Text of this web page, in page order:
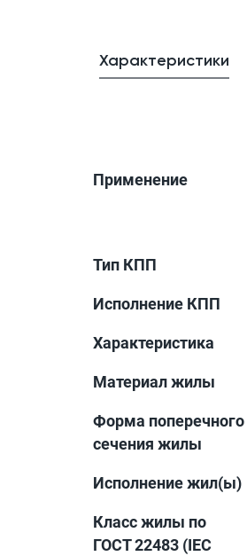
Характеристики
Применение
Тип КПП
Исполнение КПП
Характеристика
Материал жилы
Форма поперечного
сечения жилы
Исполнение жил(ы)
Класс жилы по
ГОСТ 22483 (IEC